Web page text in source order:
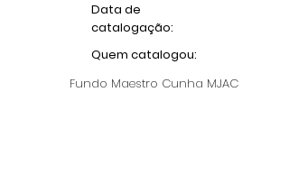
Data de
catalogação:
Quem catalogou:
Fundo Maestro Cunha MJAC